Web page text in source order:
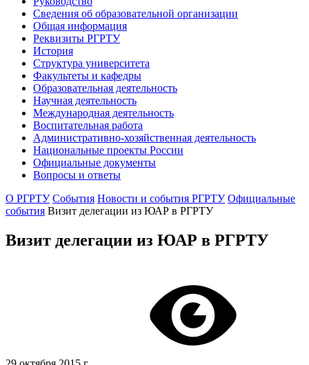
Сведения об образовательной организации
Общая информация
Реквизиты РГРТУ
История
Структура университета
Факультеты и кафедры
Образовательная деятельность
Научная деятельность
Международная деятельность
Воспитательная работа
Административно-хозяйственная деятельность
Национальные проекты России
Официальные документы
Вопросы и ответы
О РГРТУ События Новости и события РГРТУ Официальные
события Визит делегации из ЮАР в РГРТУ
Визит делегации из ЮАР в РГРТУ